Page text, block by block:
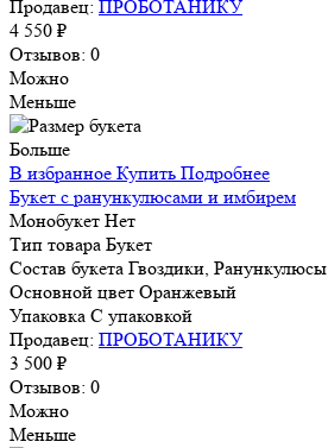
Продавец: ПРОБОТАНИКУ
4 550 ₽
Отзывов: 0
Можно
Меньше
Больше
В избранное Купить Подробнее
Букет с ранункулюсами и имбирем
Монобукет Нет
Тип товара Букет
Состав букета Гвоздики, Ранункулюсы
Основной цвет Оранжевый
Упаковка С упаковкой
Продавец: ПРОБОТАНИКУ
3 500 ₽
Отзывов: 0
Можно
Меньше